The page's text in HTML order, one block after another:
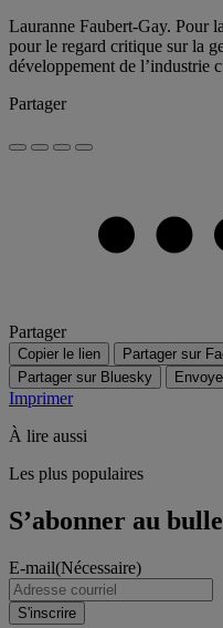
Lauranne Faubert-Gay. Pour
pour le regard critique sur la
développement de l’industrie
Partager
Partager
Copier le lien Partager sur
Partager sur Bluesky
Imprimer
À lire aussi
Les plus populaires
S’abonner au
E-mail(Nécessaire)
S'inscrire